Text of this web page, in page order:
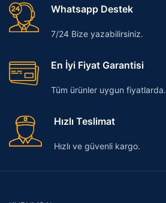
Whatsapp Destek
7/24 Bize yazabilirsiniz.
En İyi Fiyat Garantisi
Tüm ürünler uygun fiyatlarda.
Hızlı Teslimat
Hızlı ve güvenli kargo.